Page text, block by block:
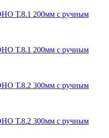
Т.8.1 200мм с ручным
Т.8.1 200мм с ручным
Т.8.2 300мм с ручным
Т.8.2 300мм с ручным